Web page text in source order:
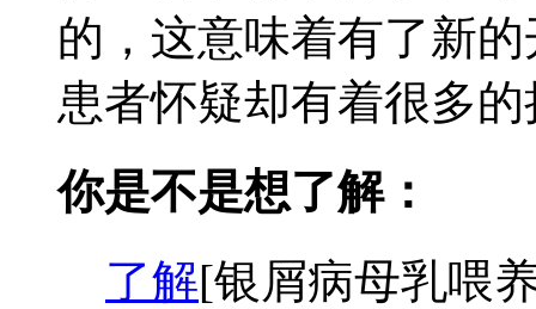
的，这意味着有了新
患者怀疑却有着很多
你是不是想了解：
了解[银屑病母乳喂